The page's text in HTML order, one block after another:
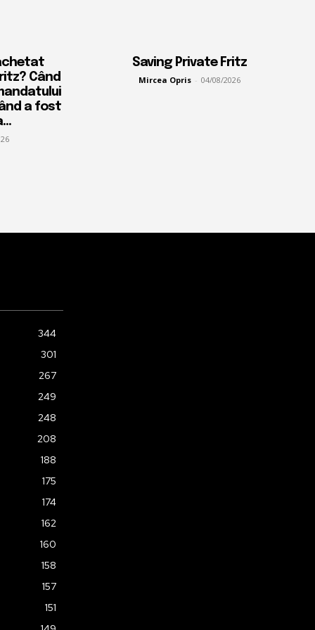
Când
a fost
Saving Private Fritz
Mircea Opris - 04/08/2026
344
301
267
249
248
208
188
175
174
162
160
158
157
151